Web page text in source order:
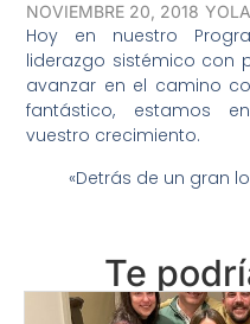
NOVIEMBRE 20, 2018
Hoy en nuestro
liderazgo sistémico con
avanzar en el camino
fantástico, estamos
vuestro crecimiento.
«Detrás de un gran
Te